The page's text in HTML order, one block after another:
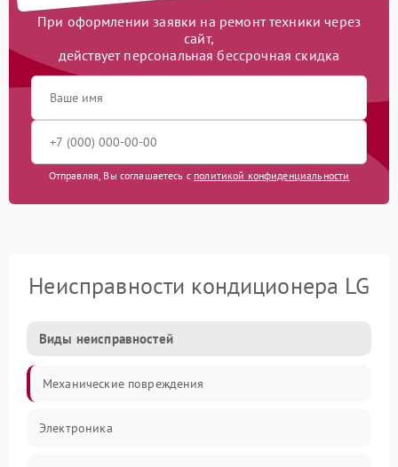
При оформлении заявки на ремонт техники через
сайт,
действует персональная бессрочная скидка
Отправляя, Вы соглашаетесь с политикой конфиденциальности
Неисправности кондиционера LG
Виды неисправностей
Механические повреждения
Электроника